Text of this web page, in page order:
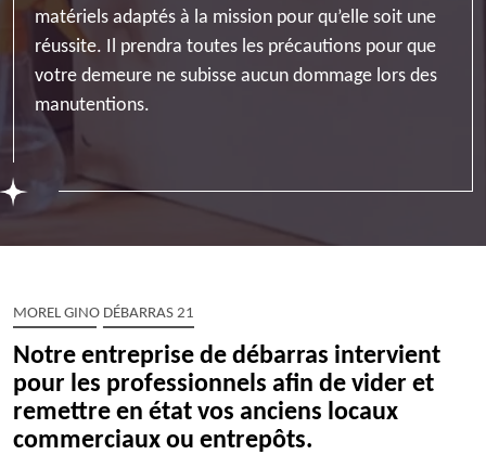
matériels adaptés à la mission pour qu’elle soit une
réussite. Il prendra toutes les précautions pour que
votre demeure ne subisse aucun dommage lors des
manutentions.
MOREL GINO DÉBARRAS 21
Notre entreprise de débarras intervient
pour les professionnels afin de vider et
remettre en état vos anciens locaux
commerciaux ou entrepôts.